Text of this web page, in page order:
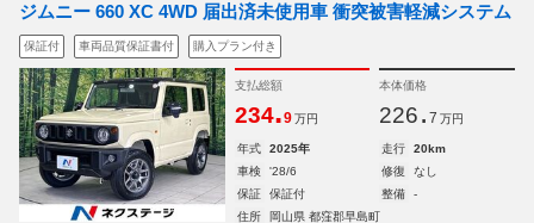
ジムニー 660 XC 4WD 届出済未使用車 衝突被害軽減システム
保証付 車両品質保証書付 購入プラン付き
支払総額
234.9 万円
本体価格
226. 7 万円
年式 2025年 走行
20km
車検
'28/6 修復
なし
保証
保証付 整備
-
住所
岡山県 都窪郡早島町